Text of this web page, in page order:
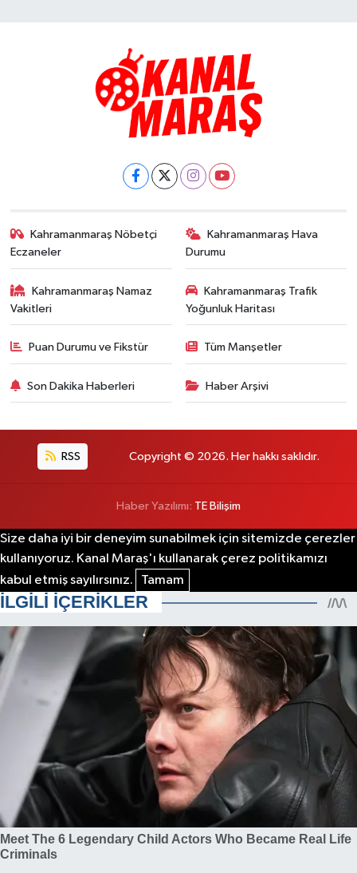
Kahramanmaraş Nöbetçi
Eczaneler
Kahramanmaraş Hava
Durumu
Kahramanmaraş Namaz
Vakitleri
Kahramanmaraş Trafik
Yoğunluk Haritası
Puan Durumu ve Fikstür Tüm Manşetler
Son Dakika Haberleri Haber Arşivi
RSS Copyright © 2026. Her hakkı saklıdır.
Haber Yazılımı: TE Bilişim
Size daha iyi bir deneyim sunabilmek için sitemizde çerezler
kullanıyoruz. Kanal Maraş'ı kullanarak çerez politikamızı
kabul etmiş sayılırsınız.
Tamam